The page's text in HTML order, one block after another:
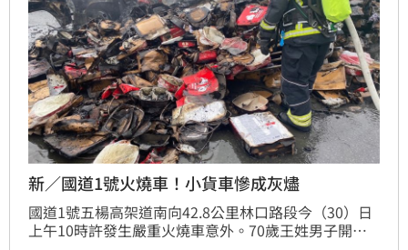
新／國道1號火燒車！小貨車慘成灰燼
國道1號五楊高架道南向42.8公里林口路段今（30）日
上午10時許發生嚴重火燒車意外。70歲王姓男子開著